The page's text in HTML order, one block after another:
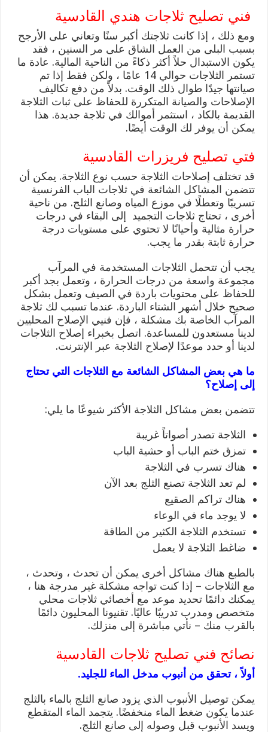
فني تصليح ثلاجات هندي القادسية
ومع ذلك ، إذا كانت ثلاجتك أكبر سنًا وتعاني على الأرجح
بسبب البلى من العمل الشاق على مر السنين ، فقد
يكون الاستبدال حلاً أكثر ذكاءً من الناحية المالية. عادة ما
تستمر الثلاجات حوالي 14 عامًا ، ولكن فقط إذا تم
صيانتها جيدًا طوال ذلك الوقت. بدلاً من دفع تكاليف
الإصلاحات والصيانة المتكررة للحفاظ على ثبات الثلاجة
القديمة بالكاد ، استثمر أموالك في ثلاجة جديدة. هذا
يمكن أن يوفر لك الوقت أيضًا.
فتي تصليح فريزرات القادسية
قد تختلف إصلاحات الثلاجة حسب نوع الثلاجة. يمكن أن
تتضمن المشاكل الشائعة في ثلاجات الباب الفرنسية
تسريبًا وتعطلًا في موزع المياه وصانع الثلج. من ناحية
أخرى ، تحتاج ثلاجات التجميد إلى البقاء في درجات
حرارة مثالية وأحيانًا لا تحتوي على مستويات درجة
حرارة ثابتة بقدر ما يجب.
يجب أن تتحمل الثلاجات المستخدمة في المرآب
مجموعة واسعة من درجات الحرارة ، وتعمل بجد أكبر
للحفاظ على محتويات باردة في الصيف وتعمل بشكل
صحيح خلال أشهر الشتاء الباردة. عندما تسبب لك ثلاجة
المرآب الخاصة بك مشكلة ، فإن فنيي الإصلاح المحليين
لدينا مستعدون للمساعدة. اتصل بخبراء إصلاح الثلاجات
لدينا أو حدد موعدًا لإصلاح الثلاجة عبر الإنترنت.
ما هي بعض المشاكل الشائعة مع الثلاجات التي تحتاج
إلى إصلاح؟
تتضمن بعض مشاكل الثلاجة الأكثر شيوعًا ما يلي:
الثلاجة تصدر أصواتاً غريبة
تمزق ختم الباب أو حشية الباب
هناك تسرب في الثلاجة
لم تعد الثلاجة تصنع الثلج بعد الآن
هناك تراكم الصقيع
لا يوجد ماء في الوعاء
تستخدم الثلاجة الكثير من الطاقة
ضاغط الثلاجة لا يعمل
بالطبع هناك مشاكل أخرى يمكن أن تحدث ، وتحدث ،
مع الثلاجات – إذا كنت تواجه مشكلة غير مدرجة هنا ،
يمكنك دائمًا تحديد موعد مع أخصائي ثلاجات محلي
متخصص ومدرب تدريبًا عاليًا. تقنيونا المحليون دائمًا
بالقرب منك – نأتي مباشرة إلى منزلك.
نصائح فني تصليح ثلاجات القادسية
أولاً ، تحقق من أنبوب مدخل الماء للجليد.
يمكن توصيل الأنبوب الذي يزود صانع الثلج بالماء بالثلج
عندما يكون ضغط الماء منخفضًا. يتجمد الماء المتقطع
ويسد الأنبوب قبل وصوله إلى صانع الثلج.